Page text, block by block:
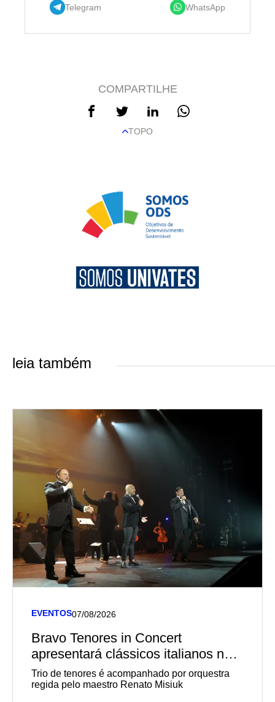
Telegram WhatsApp
COMPARTILHE
TOPO
leia também
EVENTOS07/08/2026
Bravo Tenores in Concert
apresentará clássicos italianos no
Teatro Univates
Trio de tenores é acompanhado por orquestra
regida pelo maestro Renato Misiuk